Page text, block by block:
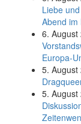
Liebe
Abend im
6. August
Europa-
5. August
5. August